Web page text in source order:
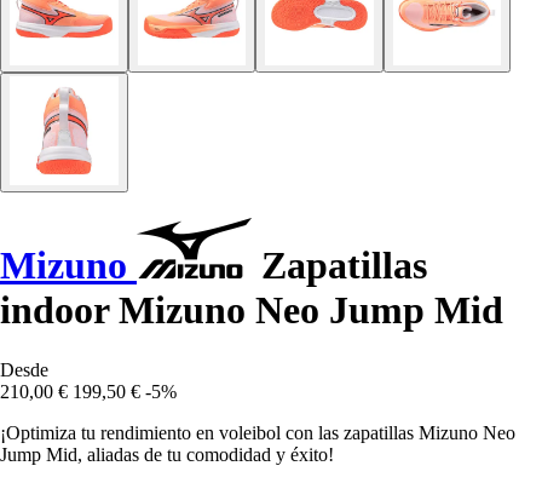
Mizuno
Zapatillas
indoor Mizuno Neo Jump Mid
Desde
210,00 € 199,50 € -5%
¡Optimiza tu rendimiento en voleibol con las zapatillas Mizuno Neo
Jump Mid, aliadas de tu comodidad y éxito!